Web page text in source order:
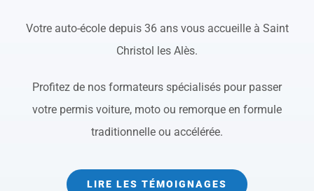
Votre auto-école depuis 36 ans vous accueille à Saint
Christol les Alès.
Profitez de nos formateurs spécialisés pour passer
votre permis voiture, moto ou remorque en formule
traditionnelle ou accélérée.
LIRE LES TÉMOIGNAGES